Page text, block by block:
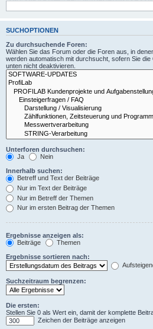
SUCHOPTIONEN
Zu durchsuchende Foren:
Wählen Sie das Forum oder die Foren aus, in
werden automatisch mit durchsucht, sofern Sie die
unten nicht deaktivieren.
Unterforen durchsuchen:
Ja
Nein
Innerhalb suchen:
Betreff und Text der Beiträge
Nur im Text der Beiträge
Nur im Betreff der Themen
Nur im ersten Beitrag der Themen
Ergebnisse anzeigen als:
Beiträge
Themen
Ergebnisse sortieren nach:
Suchzeitraum begrenzen:
Die ersten:
Stellen Sie 0 als Wert ein, damit der komplette
Zeichen der Beiträge anzeigen